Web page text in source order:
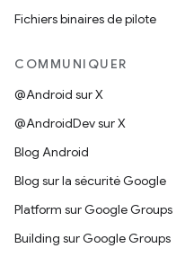
Fichiers binaires de pilote
COMMUNIQUER
@Android sur X
@AndroidDev sur X
Blog Android
Blog sur la sécurité Google
Platform sur Google Groups
Building sur Google Groups